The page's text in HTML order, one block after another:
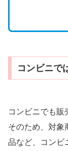
コンビニで
コンビニでも販
そのため、対象
品など、コンビ